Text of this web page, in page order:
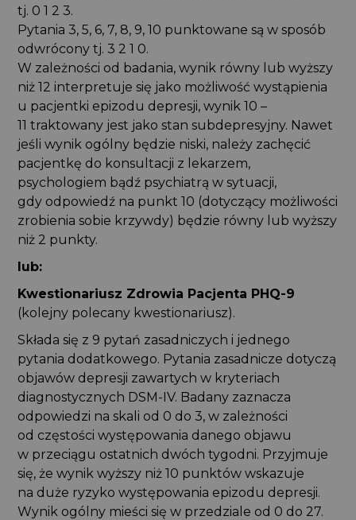
tj. 0 1 2 3.
Pytania 3, 5, 6, 7, 8, 9, 10 punktowane są w sposób
odwrócony tj. 3 2 1 0.
W zależności od badania, wynik równy lub wyższy
niż 12 interpretuje się jako możliwość wystąpienia
u pacjentki epizodu depresji, wynik 10 –
11 traktowany jest jako stan subdepresyjny. Nawet
jeśli wynik ogólny będzie niski, należy zachęcić
pacjentkę do konsultacji z lekarzem,
psychologiem bądź psychiatrą w sytuacji,
gdy odpowiedź na punkt 10 (dotyczący możliwości
zrobienia sobie krzywdy) będzie równy lub wyższy
niż 2 punkty.
lub:
Kwestionariusz Zdrowia Pacjenta PHQ-9
(kolejny polecany kwestionariusz).
Składa się z 9 pytań zasadniczych i jednego
pytania dodatkowego. Pytania zasadnicze dotyczą
objawów depresji zawartych w kryteriach
diagnostycznych DSM-IV. Badany zaznacza
odpowiedzi na skali od 0 do 3, w zależności
od częstości występowania danego objawu
w przeciągu ostatnich dwóch tygodni. Przyjmuje
się, że wynik wyższy niż 10 punktów wskazuje
na duże ryzyko występowania epizodu depresji.
Wynik ogólny mieści się w przedziale od 0 do 27.